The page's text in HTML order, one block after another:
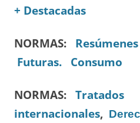
+ Destacadas
NORMAS:
Futuras.
Consumo
NORMAS: Tratados
internacionales,